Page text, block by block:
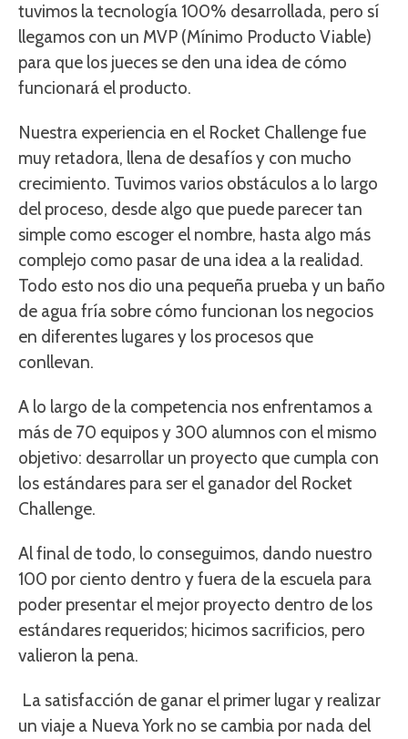
tuvimos la tecnología 100% desarrollada, pero sí
llegamos con un MVP (Mínimo Producto Viable)
para que los jueces se den una idea de cómo
funcionará el producto.
Nuestra experiencia en el Rocket Challenge fue
muy retadora, llena de desafíos y con mucho
crecimiento. Tuvimos varios obstáculos a lo largo
del proceso, desde algo que puede parecer tan
simple como escoger el nombre, hasta algo más
complejo como pasar de una idea a la realidad.
Todo esto nos dio una pequeña prueba y un baño
de agua fría sobre cómo funcionan los negocios
en diferentes lugares y los procesos que
conllevan.
A lo largo de la competencia nos enfrentamos a
más de 70 equipos y 300 alumnos con el mismo
objetivo: desarrollar un proyecto que cumpla con
los estándares para ser el ganador del Rocket
Challenge.
Al final de todo, lo conseguimos, dando nuestro
100 por ciento dentro y fuera de la escuela para
poder presentar el mejor proyecto dentro de los
estándares requeridos; hicimos sacrificios, pero
valieron la pena.
La satisfacción de ganar el primer lugar y realizar
un viaje a Nueva York no se cambia por nada del